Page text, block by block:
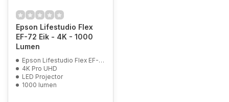
Epson Lifestudio Flex
EF-72 Eik - 4K - 1000
Lumen
Epson Lifestudio Flex EF-72 Eik
4K Pro UHD
LED Projector
1000 lumen